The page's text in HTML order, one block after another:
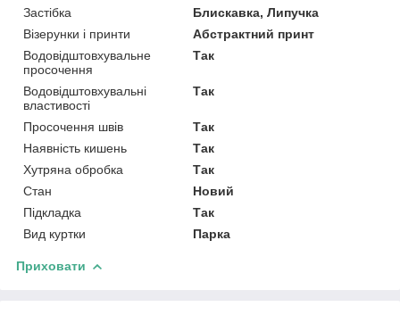
Застібка
Блискавка, Липучка
Візерунки і принти
Абстрактний принт
Водовідштовхувальне
просочення
Так
Водовідштовхувальні
властивості
Так
Просочення швів
Так
Наявність кишень
Так
Хутряна обробка
Так
Стан
Новий
Підкладка
Так
Вид куртки
Парка
Приховати